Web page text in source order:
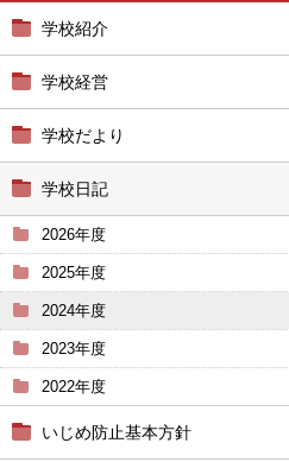
学校紹介
学校経営
学校だより
学校日記
2026年度
2025年度
2024年度
2023年度
2022年度
いじめ防止基本方針